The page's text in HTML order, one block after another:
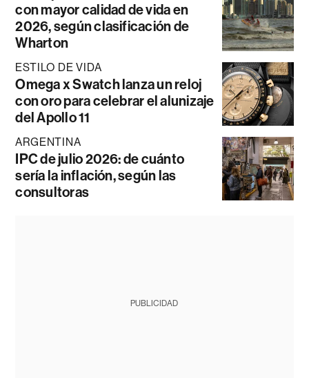
con mayor calidad de vida en
2026, según clasificación de
Wharton
ESTILO DE VIDA
Omega x Swatch lanza un reloj
con oro para celebrar el alunizaje
del Apollo 11
ARGENTINA
IPC de julio 2026: de cuánto
sería la inflación, según las
consultoras
PUBLICIDAD